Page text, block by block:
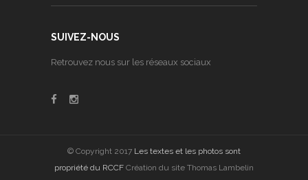
SUIVEZ-NOUS
Retrouvez nous sur les réseaux sociaux
© Copyright 2017 Les textes et les photos sont
propriété du RCCF Création du site Thomas Lambelin